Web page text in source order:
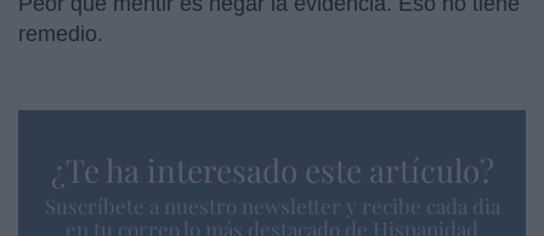
remedio.
¿Te ha interesado este artículo?
Suscríbete a nuestro newsletter y recibe cada dia
en tu correo lo más destacado de Hispanidad